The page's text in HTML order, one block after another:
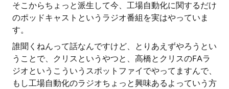
そこからちょっと派生して今、工場自動化に関するだけ
のポッドキャストというラジオ番組を実はやっていま
す。
誰聞くねんって話なんですけど、とりあえずやろうとい
うことで、クリスというやつと、高橋とクリスのFAラ
ジオというこういうスポットファイでやってますんで、
もし工場自動化のラジオちょっと興味あるよっていう方